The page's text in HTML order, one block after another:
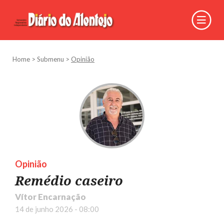
Home > Submenu > Opinião
Opinião
Remédio caseiro
Vítor Encarnação
14 de junho 2026 - 08:00